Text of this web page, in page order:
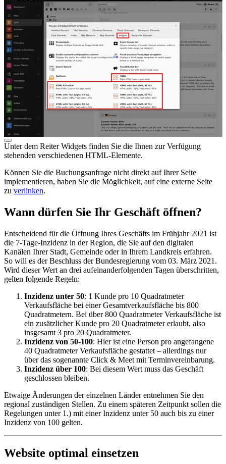
Unter dem Reiter Widgets finden Sie die Ihnen zur Verfügung
stehenden verschiedenen HTML-Elemente.
Können Sie die Buchungsanfrage nicht direkt auf Ihrer Seite
implementieren, haben Sie die Möglichkeit, auf eine externe Seite
zu verlinken.
Wann dürfen Sie Ihr Geschäft öffnen?
Entscheidend für die Öffnung Ihres Geschäfts im Frühjahr 2021 ist
die 7-Tage-Inzidenz in der Region, die Sie auf den digitalen
Kanälen Ihrer Stadt, Gemeinde oder in Ihrem Landkreis erfahren.
So will es der Beschluss der Bundesregierung vom 03. März 2021.
Wird dieser Wert an drei aufeinanderfolgenden Tagen überschritten,
gelten folgende Regeln:
Inzidenz unter 50: 1 Kunde pro 10 Quadratmeter
Verkaufsfläche bei einer Gesamtverkaufsfläche bis 800
Quadratmetern. Bei über 800 Quadratmeter Verkaufsfläche ist
ein zusätzlicher Kunde pro 20 Quadratmeter erlaubt, also
insgesamt 3 pro 20 Quadratmeter.
Inzidenz von 50-100: Hier ist eine Person pro angefangene
40 Quadratmeter Verkaufsfläche gestattet – allerdings nur
über das sogenannte Click & Meet mit Terminvereinbarung.
Inzidenz über 100: Bei diesem Wert muss das Geschäft
geschlossen bleiben.
Etwaige Änderungen der einzelnen Länder entnehmen Sie den
regional zuständigen Stellen. Zu einem späteren Zeitpunkt sollen die
Regelungen unter 1.) mit einer Inzidenz unter 50 auch bis zu einer
Inzidenz von 100 gelten.
Website optimal einsetzen